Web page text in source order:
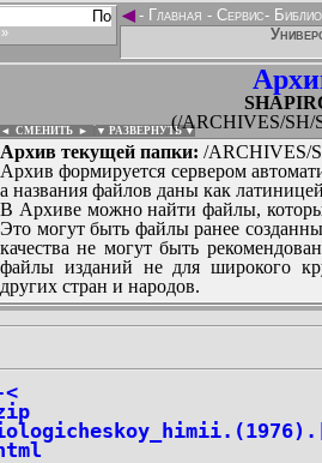
◄- Главная - Сервис-
(/ARCHIVES/SH/
◄ СМЕНИТЬ ► ▼ РАЗВЕРНУТЬ ▼
Архив текущей папки: /ARCHIVES/
Архив формируется сервером
а названия файлов даны как
В Архиве можно найти файлы,
Это могут быть файлы ранее
качества не могут быть
файлы изданий не для широкого
других стран и народов.